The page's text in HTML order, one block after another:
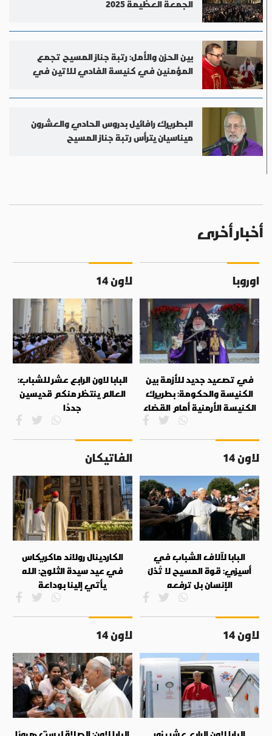
الجمعة العظيمة 2025
بين الحزن والأمل: رتبة جناز المسيح تجمع
المؤمنين في كنيسة الفادي للاتين في
البطريرك رافائيل بدروس الحادي والعشرون
ميناسيان يترأس رتبة جناز المسيح
أخبار أخرى
اوروبا
في تصعيد جديد للأزمة بين
الكنيسة والحكومة: بطريرك
الكنيسة الأرمنية أمام القضاء
لاون 14
البابا لاون الرابع عشر للشباب:
العالم ينتظر منكم قديسين
جددًا
لاون 14
البابا لآلاف الشباب في
أسيزي: قوة المسيح لا تُذلّ
الإنسان بل ترفعه
الفاتيكان
الكاردينال رولاند ماكريكاس
في عيد سيدة الثلوج: الله
يأتي إلينا بوداعة
لاون 14 لاون 14